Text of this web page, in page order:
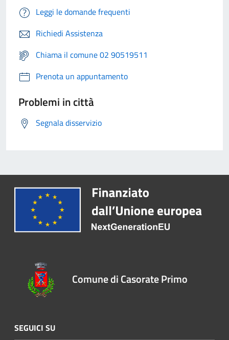
Leggi le domande frequenti
Richiedi Assistenza
Chiama il comune 02 90519511
Prenota un appuntamento
Problemi in città
Segnala disservizio
Comune di Casorate Primo
SEGUICI SU